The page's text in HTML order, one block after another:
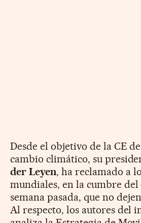
Desde el objetivo de la CE
cambio climático, su
der Leyen, ha reclamado a
mundiales, en la cumbre
semana pasada, que no
Al respecto, los autores del